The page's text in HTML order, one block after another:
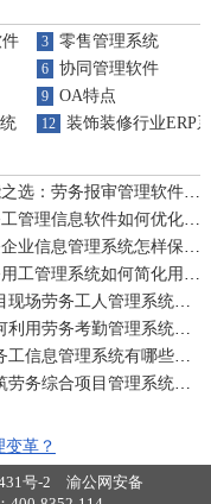
件 3 零售管理系统
6 协同管理软件
9 OA特点
（ERP）
12
装饰装修行业ERP
务报审管理软件，合同管理高效，人员考勤薪资尽在掌控
管理信息软件如何优化人员配置？
信息管理系统怎样保障信息安全？
工管理系统如何简化用工流程？
场劳务工人管理系统怎样提升管理效率？
用劳务考勤管理系统实现精准考勤？
信息管理系统有哪些实用功能？
务综合项目管理系统的优势何在？
革？
号-2
渝公网安备